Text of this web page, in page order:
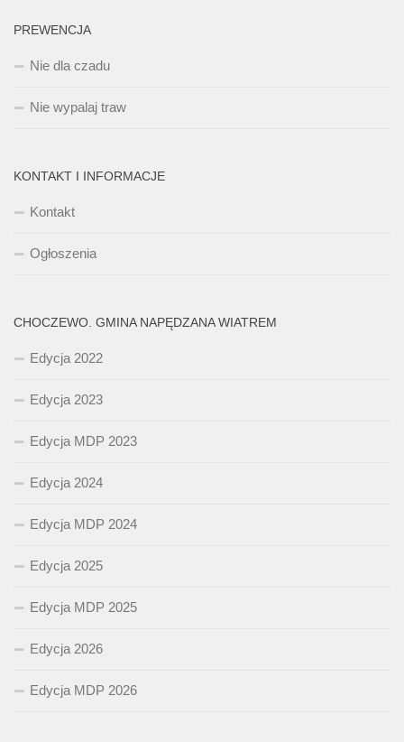
PREWENCJA
Nie dla czadu
Nie wypalaj traw
KONTAKT I INFORMACJE
Kontakt
Ogłoszenia
CHOCZEWO. GMINA NAPĘDZANA WIATREM
Edycja 2022
Edycja 2023
Edycja MDP 2023
Edycja 2024
Edycja MDP 2024
Edycja 2025
Edycja MDP 2025
Edycja 2026
Edycja MDP 2026